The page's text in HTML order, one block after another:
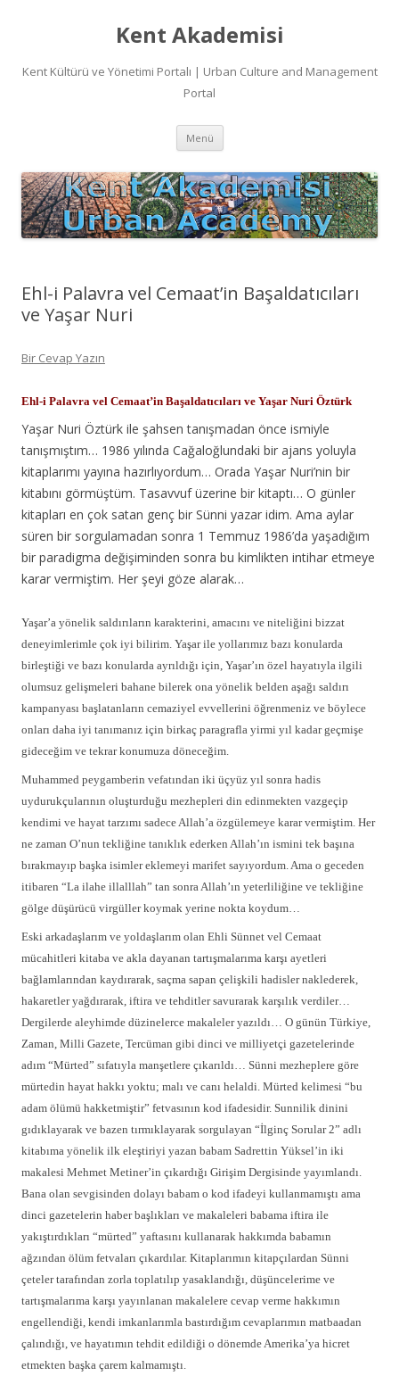
Kent Akademisi
Kent Kültürü ve Yönetimi Portalı | Urban Culture and Management
Portal
Menü İçeriğe
Ehl-i Palavra vel Cemaat’in Başaldatıcıları
ve Yaşar Nuri
Bir Cevap Yazın
Ehl-i Palavra vel Cemaat’in Başaldatıcıları ve Yaşar Nuri Öztürk
Yaşar Nuri Öztürk ile şahsen tanışmadan önce ismiyle
tanışmıştım… 1986 yılında Cağaloğlundaki bir ajans yoluyla
kitaplarımı yayına hazırlıyordum… Orada Yaşar Nuri’nin bir
kitabını görmüştüm. Tasavvuf üzerine bir kitaptı… O günler
kitapları en çok satan genç bir Sünni yazar idim. Ama aylar
süren bir sorgulamadan sonra 1 Temmuz 1986’da yaşadığım
bir paradigma değişiminden sonra bu kimlikten intihar etmeye
karar vermiştim. Her şeyi göze alarak…
Yaşar’a yönelik saldırıların karakterini, amacını ve niteliğini bizzat
deneyimlerimle çok iyi bilirim. Yaşar ile yollarımız bazı konularda
birleştiği ve bazı konularda ayrıldığı için, Yaşar’ın özel hayatıyla ilgili
olumsuz gelişmeleri bahane bilerek ona yönelik belden aşağı saldırı
kampanyası başlatanların cemaziyel evvellerini öğrenmeniz ve böylece
onları daha iyi tanımanız için birkaç paragrafla yirmi yıl kadar geçmişe
gideceğim ve tekrar konumuza döneceğim.
Muhammed peygamberin vefatından iki üçyüz yıl sonra hadis
uydurukçularının oluşturduğu mezhepleri din edinmekten vazgeçip
kendimi ve hayat tarzımı sadece Allah’a özgülemeye karar vermiştim. Her
ne zaman O’nun tekliğine tanıklık ederken Allah’ın ismini tek başına
bırakmayıp başka isimler eklemeyi marifet sayıyordum. Ama o geceden
itibaren “La ilahe illalllah” tan sonra Allah’ın yeterliliğine ve tekliğine
gölge düşürücü virgüller koymak yerine nokta koydum…
Eski arkadaşlarım ve yoldaşlarım olan Ehli Sünnet vel Cemaat
mücahitleri kitaba ve akla dayanan tartışmalarıma karşı ayetleri
bağlamlarından kaydırarak, saçma sapan çelişkili hadisler naklederek,
hakaretler yağdırarak, iftira ve tehditler savurarak karşılık verdiler…
Dergilerde aleyhimde düzinelerce makaleler yazıldı… O günün Türkiye,
Zaman, Milli Gazete, Tercüman gibi dinci ve milliyetçi gazetelerinde
adım “Mürted” sıfatıyla manşetlere çıkarıldı… Sünni mezheplere göre
mürtedin hayat hakkı yoktu; malı ve canı helaldi. Mürted kelimesi “bu
adam ölümü hakketmiştir” fetvasının kod ifadesidir. Sunnilik dinini
gıdıklayarak ve bazen tırmıklayarak sorgulayan “İlginç Sorular 2” adlı
kitabıma yönelik ilk eleştiriyi yazan babam Sadrettin Yüksel’in iki
makalesi Mehmet Metiner’in çıkardığı Girişim Dergisinde yayımlandı.
Bana olan sevgisinden dolayı babam o kod ifadeyi kullanmamıştı ama
dinci gazetelerin haber başlıkları ve makaleleri babama iftira ile
yakıştırdıkları “mürted” yaftasını kullanarak hakkımda babamın
ağzından ölüm fetvaları çıkardılar. Kitaplarımın kitapçılardan Sünni
çeteler tarafından zorla toplatılıp yasaklandığı, düşüncelerime ve
tartışmalarıma karşı yayınlanan makalelere cevap verme hakkımın
engellendiği, kendi imkanlarımla bastırdığım cevaplarımın matbaadan
çalındığı, ve hayatımın tehdit edildiği o dönemde Amerika’ya hicret
etmekten başka çarem kalmamıştı.